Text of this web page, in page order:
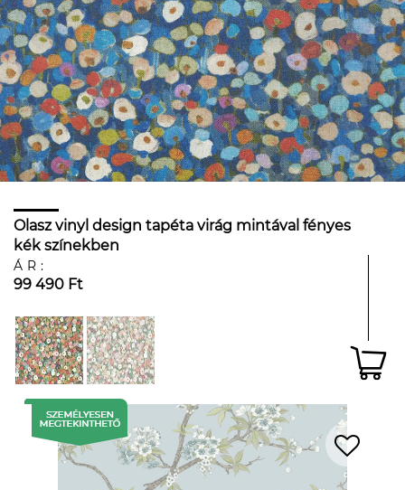
Olasz vinyl design tapéta virág mintával fényes
kék színekben
ÁR:
99 490 Ft